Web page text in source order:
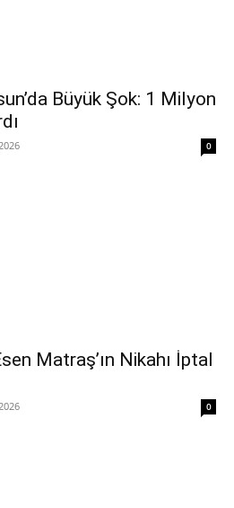
Büyük Şok: 1 Milyon
0
Matraş’ın Nikahı İptal
0